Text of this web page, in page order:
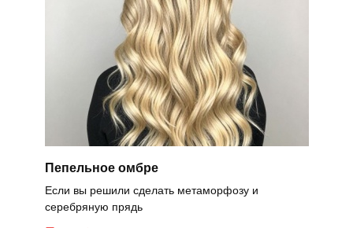
Пепельное омбре
Если вы решили сделать метаморфозу и
серебряную прядь